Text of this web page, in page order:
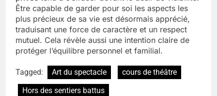
Être capable de garder pour soi les aspects les
plus précieux de sa vie est désormais apprécié,
traduisant une force de caractère et un respect
mutuel. Cela révèle aussi une intention claire de
protéger l’équilibre personnel et familial.
Tagged: Art du spectacle
cours de théâtre
Hors des sentiers battus